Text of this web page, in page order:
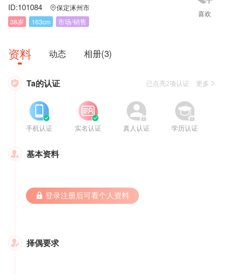
ID:101084 保定涿州市
38岁
163cm 市场/销售
资料 动态 相册(3)
 Ta的认证 已点亮2项认证 更多

手机认证


实名认证


真人认证


学历认证
 基本资料
 登录注册后可看个人资料
 择偶要求